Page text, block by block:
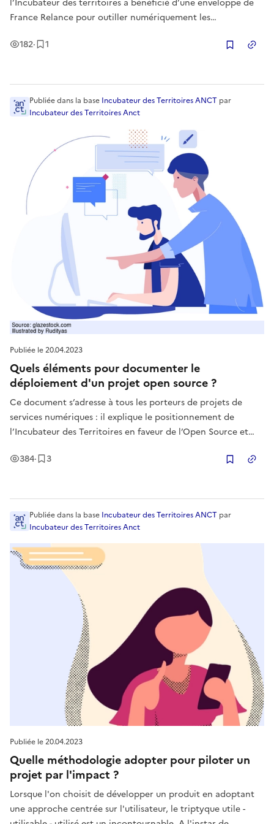
l’Incubateur des territoires a bénéficié d’une enveloppe de
France Relance pour outiller numériquement les
besoins et des solutions permettant ainsi à l’Incubateur de
182Vues
· 1
Publiée le20.04.2023
Quels éléments pour documenter le
déploiement d'un projet open source ?
Ce document s’adresse à tous les porteurs de projets de
services numériques : il explique le positionnement de
l’Incubateur des Territoires en faveur de l’Open Source et
déploiement d’un logiciel dont le code est ouvert.
384Vues
· 3Enregistrement
Publiéedans la base Incubateur des Territoires ANCT par
Incubateur des Territoires Anct
Publiée le20.04.2023
Quelle méthodologie adopter pour piloter un
projet par l'impact ?
Lorsque l'on choisit de développer un produit en adoptant
une approche centrée sur l'utilisateur, le triptyque utile -
Publiéedans la base Incubateur des Territoires ANCT par
Incubateur des Territoires Anct